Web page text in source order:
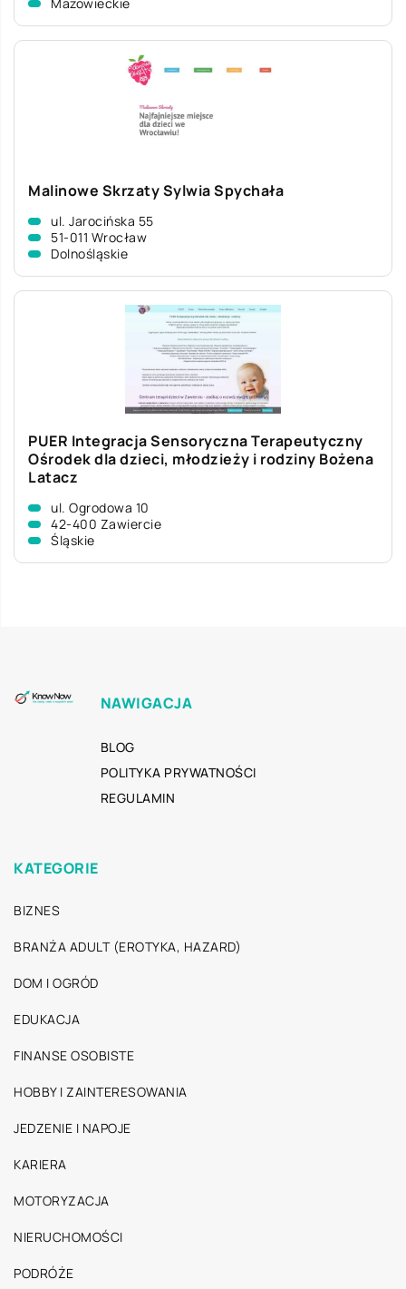
Malinowe Skrzaty Sylwia Spychała
ul. Jarocińska 55
51-011 Wrocław
Dolnośląskie
PUER Integracja Sensoryczna Terapeutyczny
Ośrodek dla dzieci, młodzieży i rodziny Bożena
Latacz
ul. Ogrodowa 10
42-400 Zawiercie
Śląskie
NAWIGACJA
BLOG
POLITYKA PRYWATNOŚCI
REGULAMIN
KATEGORIE
BIZNES
BRANŻA ADULT (EROTYKA, HAZARD)
DOM I OGRÓD
EDUKACJA
FINANSE OSOBISTE
HOBBY I ZAINTERESOWANIA
JEDZENIE I NAPOJE
KARIERA
MOTORYZACJA
NIERUCHOMOŚCI
PODRÓŻE